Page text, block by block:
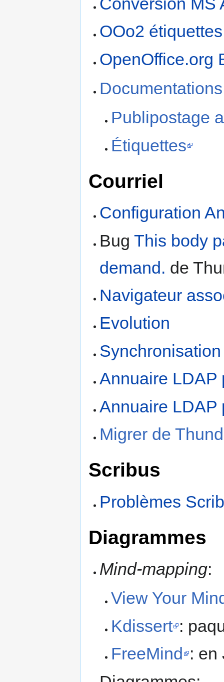
OOo2 étiquettes
OpenOffice.org
Publipostage
Étiquettes
Courriel
Configuration
BugThis body
demand. de
Navigateur
Evolution
Annuaire LDAP
Annuaire LDAP
Migrer de
Scribus
Problèmes
Diagrammes
Mind-mapping:
View Your
Kdissert :
FreeMind : en